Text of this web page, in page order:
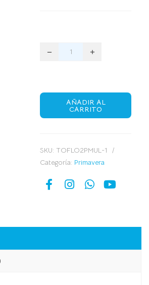
AÑADIR AL
CARRITO
SKU: TOFLO2PMUL-1
Categoría: Primavera